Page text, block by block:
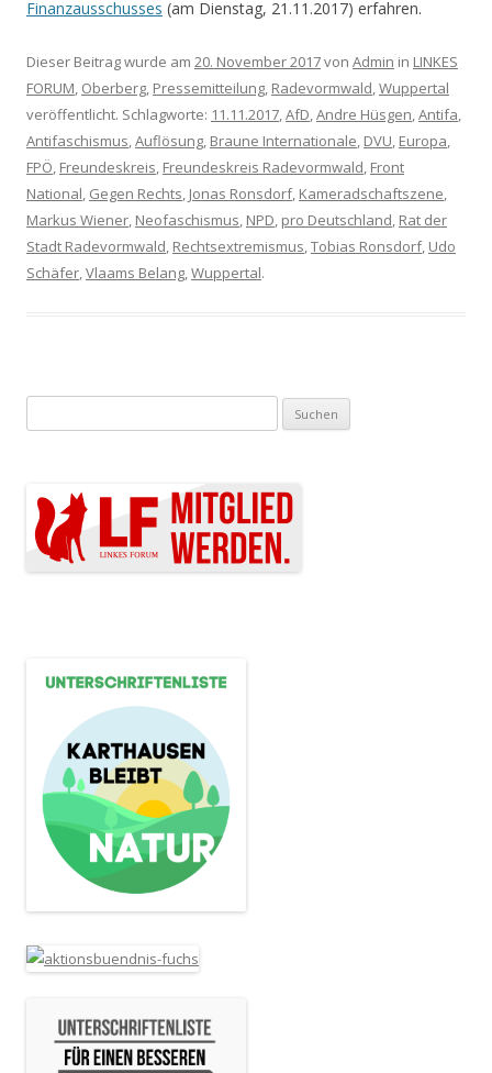
Finanzausschusses (am Dienstag, 21.11.2017) erfahren.
Dieser Beitrag wurde am 20. November 2017von Admin in LINKES
FORUM, Oberberg, Pressemitteilung, Radevormwald,Wuppertal
veröffentlicht. Schlagworte: 11.11.2017,AfD,Andre Hüsgen,Antifa,
Antifaschismus,Auflösung, Braune Internationale, DVU, Europa,
FPÖ, Freundeskreis, Freundeskreis Radevormwald, Front
National, Gegen Rechts, Jonas Ronsdorf, Kameradschaftszene,
Markus Wiener, Neofaschismus, NPD, pro Deutschland, Rat der
Stadt Radevormwald, Rechtsextremismus,Tobias Ronsdorf, Udo
Schäfer,Vlaams Belang,Wuppertal.